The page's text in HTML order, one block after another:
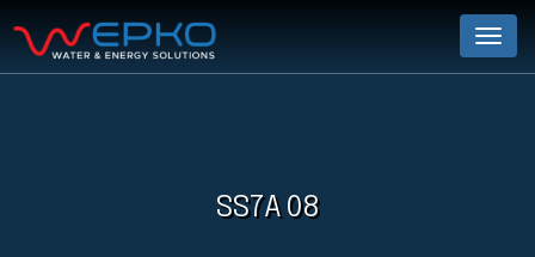
Menu
SS7A 08